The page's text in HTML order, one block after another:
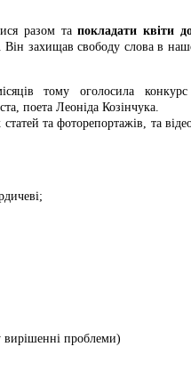
разом тапокладати квіти
Він захищав свободу слова в
тому оголосила
поета Леоніда Козінчука.
та фоторепортажів, та
вирішенні проблеми)